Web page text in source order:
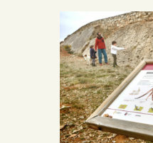
LA XARXA
CONTACTE
PROJECTES